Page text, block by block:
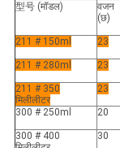
型号 (मॉडल)
वजन
(छ)
211 # 150ml 23
211 # 280ml 23
211 # 350
मिलीलीटर
23
300 # 250ml 20
300 # 400
30